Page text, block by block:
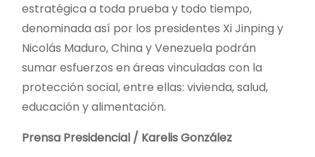
estratégica a toda prueba y todo tiempo,
denominada así por los presidentes Xi Jinping y
Nicolás Maduro, China y Venezuela podrán
sumar esfuerzos en áreas vinculadas con la
protección social, entre ellas: vivienda, salud,
educación y alimentación.
Prensa Presidencial / Karelis González